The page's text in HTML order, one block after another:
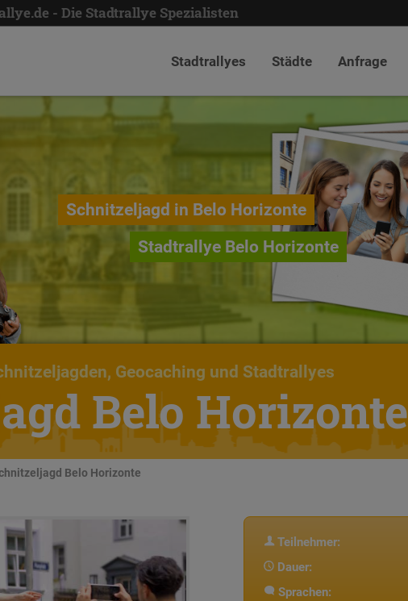
- Die Stadtrallye Spezialisten
Stadtrallyes Städte Anfrage
Schnitzeljagd in Belo Horizonte
Stadtrallye Belo Horizonte
Geocaching und Stadtrallyes
Belo Horizonte
Belo Horizonte
Teilnehmer:
Dauer:
Sprachen: